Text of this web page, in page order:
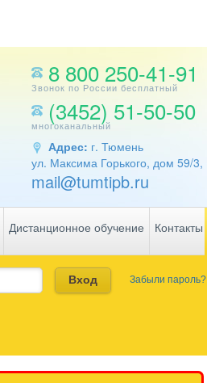
8 800 250-41-91
Звонок по России бесплатный
(3452) 51-50-50
многоканальный
Адрес: г. Тюмень
ул. Максима Горького, дом 59/3,
mail@tumtipb.ru
Дистанционное обучение Контакты
Забыли пароль?